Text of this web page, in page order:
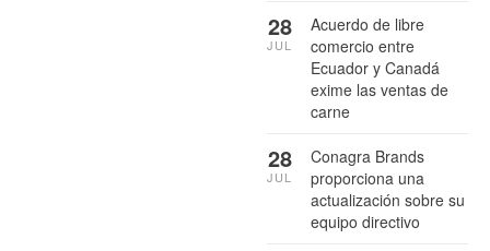
Acuerdo de libre
comercio entre
Ecuador y Canadá
exime las ventas de
carne
28
JUL
Conagra Brands
proporciona una
actualización sobre su
equipo directivo
28
JUL